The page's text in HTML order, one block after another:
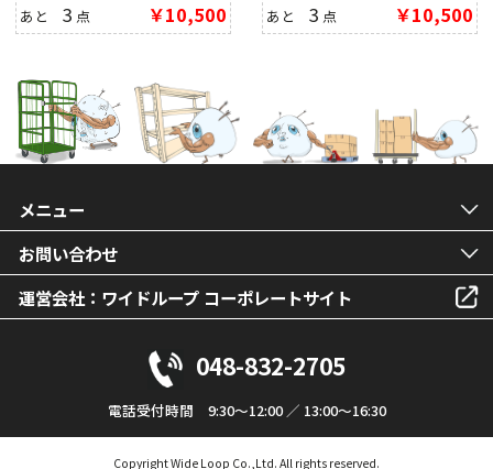
あと3 点 ￥10,500
あと3 点 ￥10,500
メニュー
お問い合わせ
運営会社：ワイドループ コーポレートサイト
048-832-2705
電話受付時間 9:30～12:00 ／ 13:00～16:30
Copyright Wide Loop Co.,Ltd. All rights reserved.